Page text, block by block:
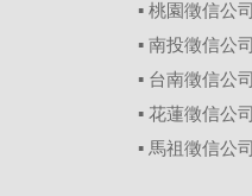
▪桃園徵信公司
▪南投徵信公司
▪ 台南徵信公司
▪花蓮徵信公司
▪ 馬祖徵信公司